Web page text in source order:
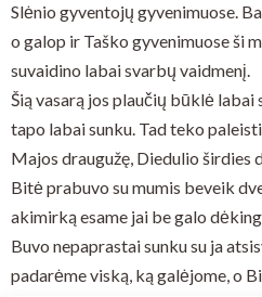
Slėnio gyventojų gyvenimuose.
o galop ir Taško gyvenimuose ši
suvaidino labai svarbų vaidmenį.
Šią vasarą jos plaučių būklė
tapo labai sunku. Tad teko
Majos draugužę, Diedulio širdies
Bitė prabuvo su mumis beveik
akimirką esame jai be galo
Buvo nepaprastai sunku su ja
padarėme viską, ką galėjome, o